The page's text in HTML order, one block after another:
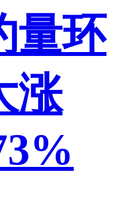
量环
涨